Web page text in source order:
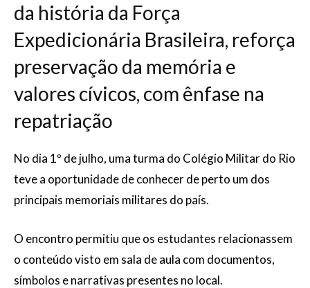
da história da Força
Expedicionária Brasileira, reforça
preservação da memória e
valores cívicos, com ênfase na
repatriação
No dia 1º de julho, uma turma do Colégio Militar do Rio
teve a oportunidade de conhecer de perto um dos
principais memoriais militares do país.
O encontro permitiu que os estudantes relacionassem
o conteúdo visto em sala de aula com documentos,
símbolos e narrativas presentes no local.